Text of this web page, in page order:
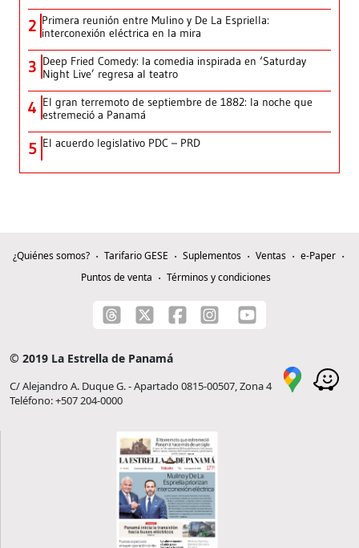
2 Primera reunión entre Mulino y De La Espriella:
interconexión eléctrica en la mira
3 Deep Fried Comedy: la comedia inspirada en ‘Saturday
Night Live’ regresa al teatro
4 El gran terremoto de septiembre de 1882: la noche que
estremeció a Panamá
5 El acuerdo legislativo PDC – PRD
¿Quiénes somos? Tarifario GESE Suplementos Ventas
e-Paper
Puntos de venta
Términos y condiciones
© 2019 La Estrella de Panamá
C/ Alejandro A. Duque G. - Apartado 0815-00507, Zona 4
Teléfono: +507 204-0000